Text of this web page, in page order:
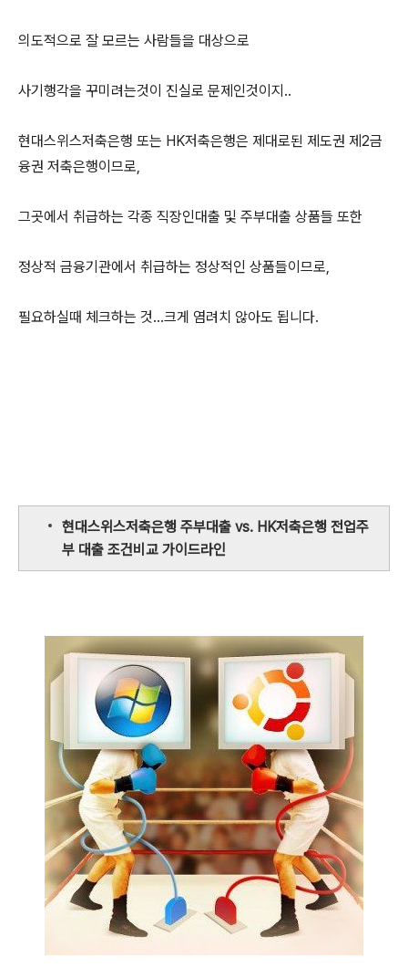
의도적으로 잘 모르는 사람들을 대상으로
사기행각을 꾸미려는것이 진실로 문제인것이지..
현대스위스저축은행 또는 HK저축은행은 제대로된 제도권 제2금
융권 저축은행이므로,
그곳에서 취급하는 각종 직장인대출 및 주부대출 상품들 또한
정상적 금융기관에서 취급하는 정상적인 상품들이므로,
필요하실때 체크하는 것...크게 염려치 않아도 됩니다.
현대스위스저축은행 주부대출 vs. HK저축은행 전업주
부 대출 조건비교 가이드라인